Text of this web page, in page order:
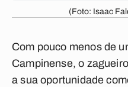
(Foto: Isaac
Com pouco menos de
Campinense, o
a sua oportunidade